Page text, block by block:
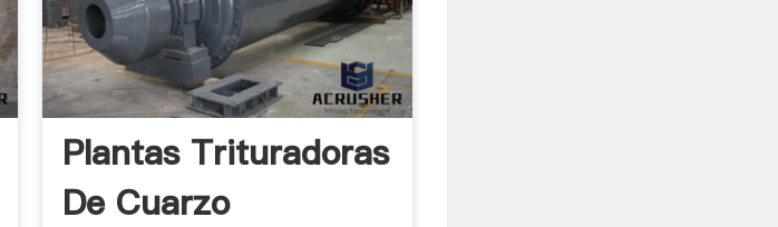
Plantas Trituradoras
De Cuarzo